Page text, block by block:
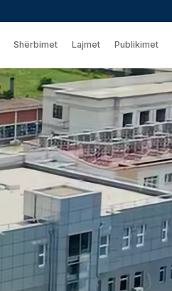
Shërbimet Lajmet Publikimet